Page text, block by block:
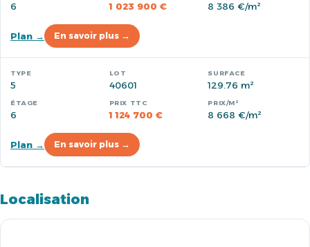
6 1 023 900 € 8 386 €/m²
Plan → En savoir plus →
5 40601 129.76 m²
6 1 124 700 € 8 668 €/m²
Plan → En savoir plus →
Localisation